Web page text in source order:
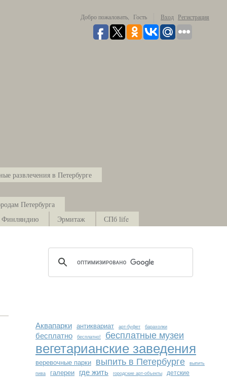
Добро пожаловать, Гость Вход Регистрация
развлечения в Петербурге
Петербурга
Финляндию Эрмитаж СПб life
Аквапарки антиквариат арт-буфет барахолки
бесплатно бесплатно! бесплатные музеи
вегетарианские заведения
веревочные парки выпить в Петербурге
выпить
пива
галереи где жить городские арт-объекты
детские